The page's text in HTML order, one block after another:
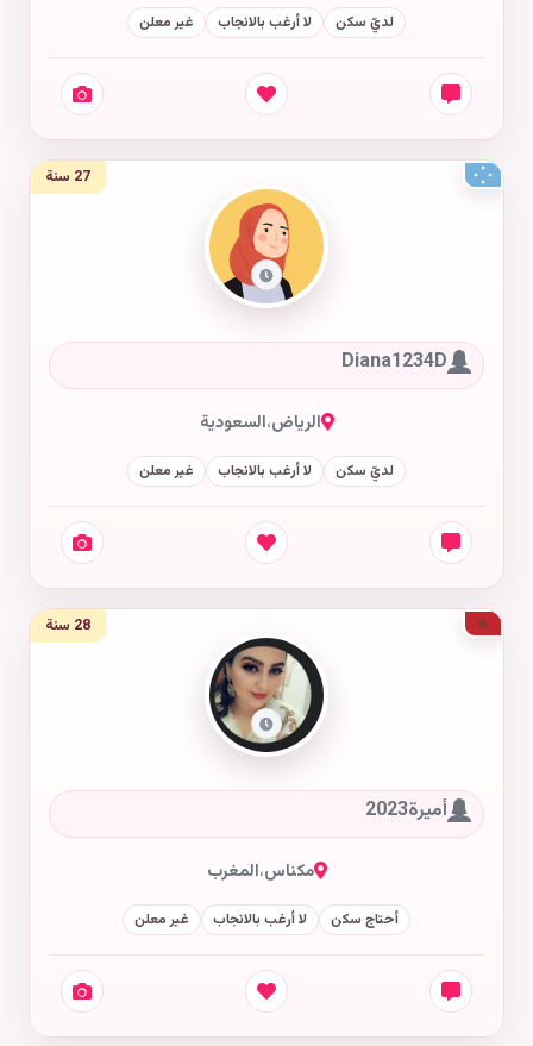
لديّ سكن لا أرغب بالانجاب غير معلن
27 سنة
Diana1234D
الرياض،السعودية
لديّ سكن لا أرغب بالانجاب غير معلن
28 سنة
أميرة2023
مكناس،المغرب
أحتاج سكن لا أرغب بالانجاب غير معلن